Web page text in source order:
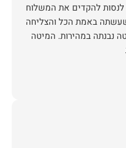
לנסות להקדים את המשלוח
באמת הכל והצליחה
נבנתה במהירות. המיטה